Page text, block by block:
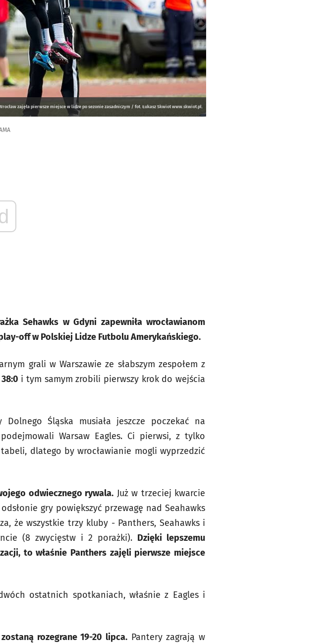
zajęła pierwsze miejsce w lidze po sezonie zasadniczym / fot. Łukasz Skwiot www.skwiot.pl.
Sehawks w Gdyni zapewniła wrocławianom
off w Polskiej Lidze Futbolu Amerykańskiego.
grali w Warszawie ze słabszym zespołem z
38:0 i tym samym zrobili pierwszy krok do wejścia
Śląska musiała jeszcze poczekać na
Warsaw Eagles. Ci pierwsi, z tylko
dlatego by wrocławianie mogli wyprzedzić
odwiecznego rywala. Już w trzeciej kwarcie
gry powiększyć przewagę nad Seahawks
że wszystkie trzy kluby - Panthers, Seahawks i
(8 zwycięstw i 2 porażki). Dzięki lepszemu
to właśnie Panthers zajęli pierwsze miejsce
ostatnich spotkaniach, właśnie z Eagles i
rozegrane 19-20 lipca. Pantery zagrają w